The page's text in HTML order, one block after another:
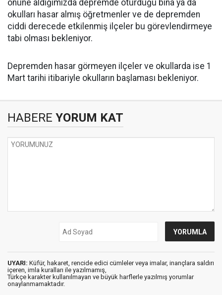
önüne aldığımızda depremde oturduğu bina ya da
okulları hasar almış öğretmenler ve de depremden
ciddi derecede etkilenmiş ilçeler bu görevlendirmeye
tabi olması bekleniyor.
Depremden hasar görmeyen ilçeler ve okullarda ise 1
Mart tarihi itibariyle okulların başlaması bekleniyor.
HABERE YORUM KAT
UYARI: Küfür, hakaret, rencide edici cümleler veya imalar, inançlara saldırı
içeren, imla kuralları ile yazılmamış,
Türkçe karakter kullanılmayan ve büyük harflerle yazılmış yorumlar
onaylanmamaktadır.